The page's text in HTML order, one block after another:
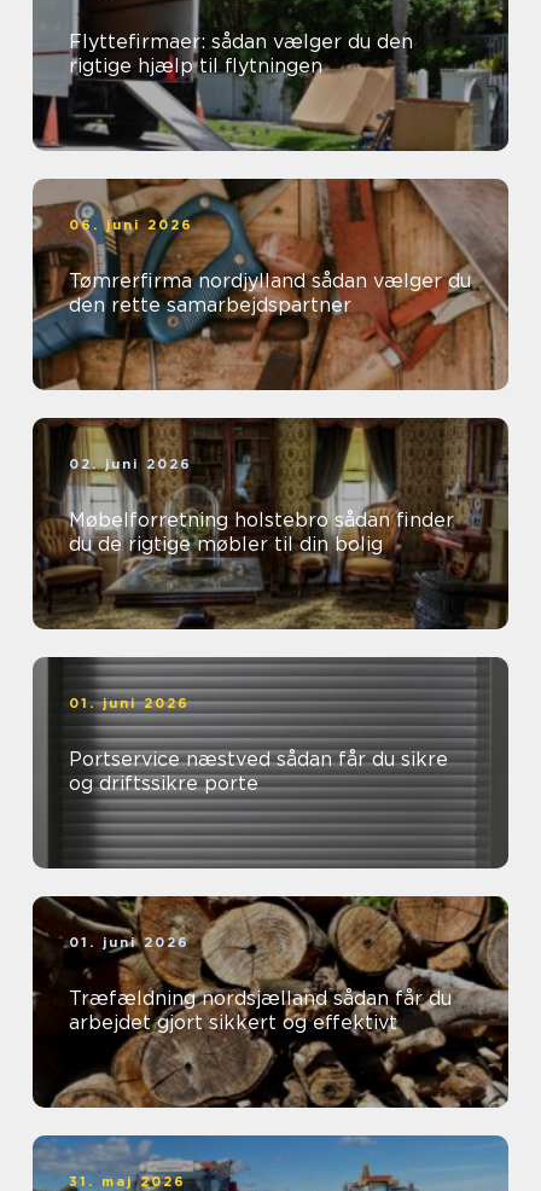
Flyttefirmaer: sådan vælger du den
rigtige hjælp til flytningen
06. juni 2026
Tømrerfirma nordjylland sådan vælger du
den rette samarbejdspartner
02. juni 2026
Møbelforretning holstebro sådan finder
du de rigtige møbler til din bolig
01. juni 2026
Portservice næstved sådan får du sikre
og driftssikre porte
01. juni 2026
Træfældning nordsjælland sådan får du
arbejdet gjort sikkert og effektivt
31. maj 2026